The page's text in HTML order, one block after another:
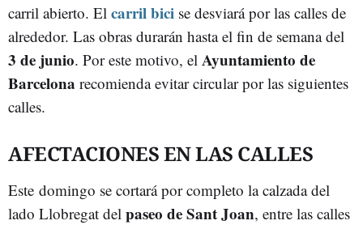
carril abierto. El carril bici se desviará por las calles de
alrededor. Las obras durarán hasta el fin de semana del
3 de junio. Por este motivo, el Ayuntamiento de
Barcelona recomienda evitar circular por las siguientes
calles.
AFECTACIONES EN LAS CALLES
Este domingo se cortará por completo la calzada del
lado Llobregat del paseo de Sant Joan, entre las calles